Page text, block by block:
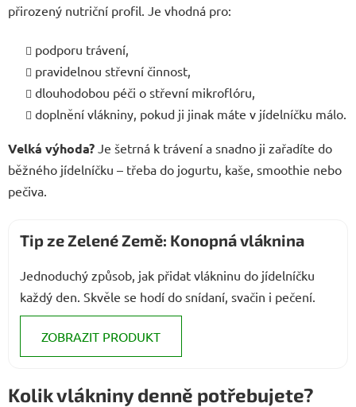
přirozený nutriční profil. Je vhodná pro:
podporu trávení,
pravidelnou střevní činnost,
dlouhodobou péči o střevní mikroflóru,
doplnění vlákniny, pokud ji jinak máte v jídelníčku málo.
Velká výhoda? Je šetrná k trávení a snadno ji zařadíte do
běžného jídelníčku – třeba do jogurtu, kaše, smoothie nebo
pečiva.
Tip ze Zelené Země: Konopná vláknina
Jednoduchý způsob, jak přidat vlákninu do jídelníčku
každý den. Skvěle se hodí do snídaní, svačin i pečení.
ZOBRAZIT PRODUKT
Kolik vlákniny denně potřebujete?